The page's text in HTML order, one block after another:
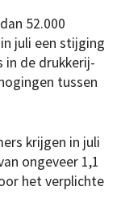
52.000
juli een stijging
in de drukkerij-
tussen
krijgen in juli
ongeveer 1,1
het verplichte